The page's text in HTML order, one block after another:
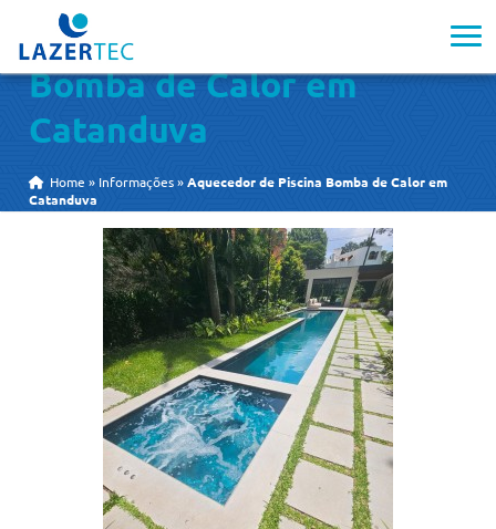
Aquecedor de Piscina
Bomba de Calor em
Catanduva
Home » Informações »Aquecedor de Piscina Bomba de Calor em
Catanduva